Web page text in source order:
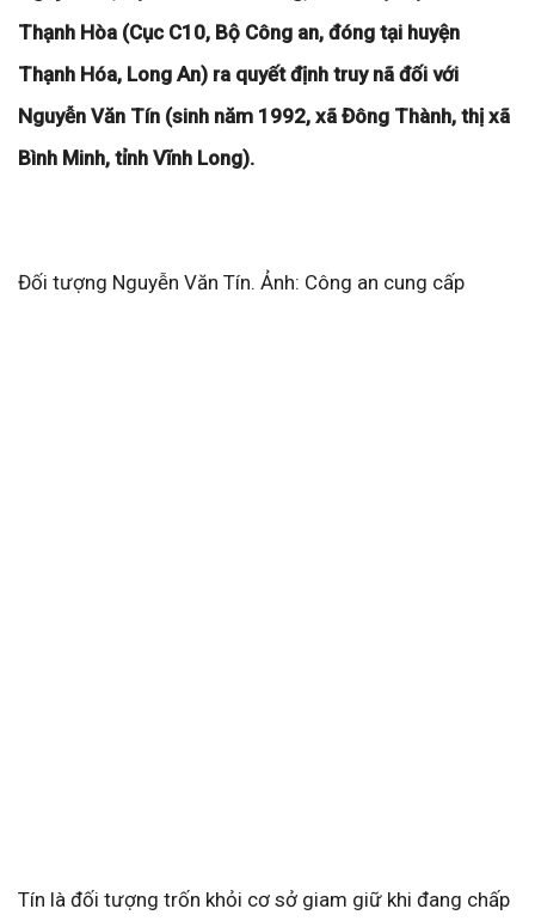
Thạnh Hòa (Cục C10, Bộ Công an, đóng tại huyện
Thạnh Hóa, Long An) ra quyết định truy nã đối với
Nguyễn Văn Tín (sinh năm 1992, xã Đông Thành, thị xã
Bình Minh, tỉnh Vĩnh Long).
Đối tượng Nguyễn Văn Tín. Ảnh: Công an cung cấp
Tín là đối tượng trốn khỏi cơ sở giam giữ khi đang chấp